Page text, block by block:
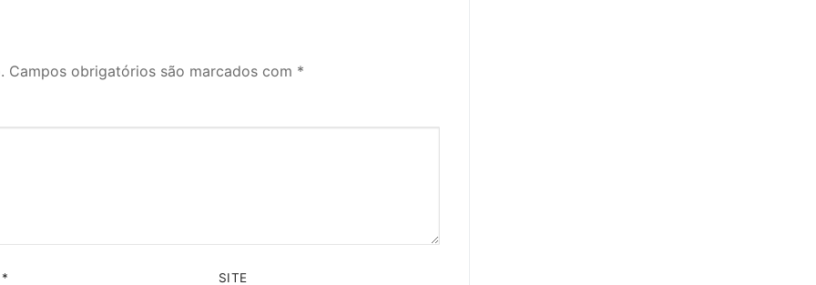
Campos obrigatórios são marcados com *
* SITE